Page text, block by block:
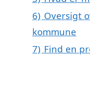
6) Oversigt
kommune
7) Find en